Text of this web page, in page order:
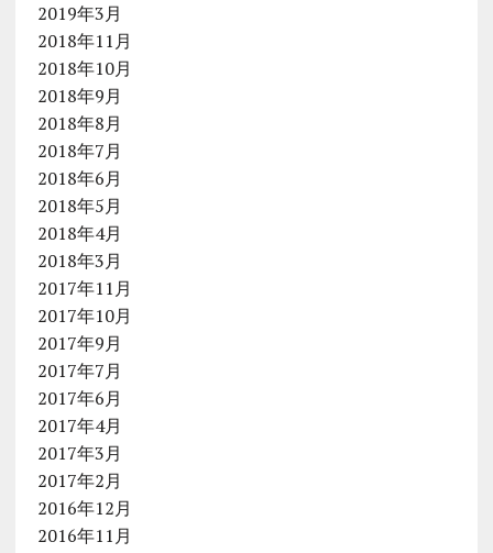
2019年3月
2018年11月
2018年10月
2018年9月
2018年8月
2018年7月
2018年6月
2018年5月
2018年4月
2018年3月
2017年11月
2017年10月
2017年9月
2017年7月
2017年6月
2017年4月
2017年3月
2017年2月
2016年12月
2016年11月